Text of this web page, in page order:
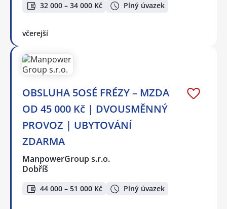
32 000 – 34 000 Kč Plný úvazek
včerejší
OBSLUHA 5OSÉ FRÉZY – MZDA
OD 45 000 Kč | DVOUSMĚNNÝ
PROVOZ | UBYTOVÁNÍ
ZDARMA
ManpowerGroup s.r.o.
Dobříš
44 000 – 51 000 Kč Plný úvazek